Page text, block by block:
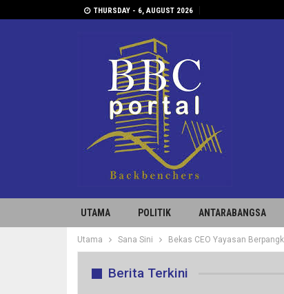
THURSDAY - 6, AUGUST 2026
UTAMA POLITIK ANTARABANGSA
Utama Sana Sini Bekas CEO Yayasan
Berita Terkini